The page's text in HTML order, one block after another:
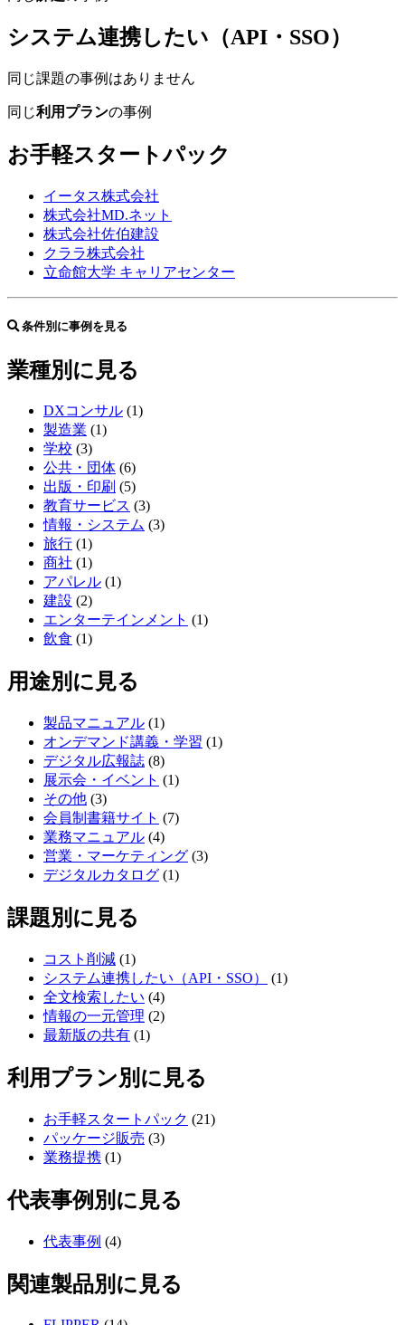
システム連携したい（API・SSO）
同じ課題の事例はありません
同じ利用プランの事例
お手軽スタートパック
イータス株式会社
株式会社MD.ネット
株式会社佐伯建設
クララ株式会社
立命館大学 キャリアセンター
条件別に事例を見る
業種別に見る
DXコンサル (1)
製造業 (1)
学校 (3)
公共・団体 (6)
出版・印刷 (5)
教育サービス (3)
情報・システム (3)
旅行 (1)
商社 (1)
アパレル (1)
建設 (2)
エンターテインメント (1)
飲食 (1)
用途別に見る
製品マニュアル (1)
オンデマンド講義・学習 (1)
デジタル広報誌 (8)
展示会・イベント (1)
その他 (3)
会員制書籍サイト (7)
業務マニュアル (4)
営業・マーケティング (3)
デジタルカタログ (1)
課題別に見る
コスト削減 (1)
システム連携したい（API・SSO）
(1)
全文検索したい (4)
情報の一元管理 (2)
最新版の共有 (1)
利用プラン別に見る
お手軽スタートパック (21)
パッケージ販売 (3)
業務提携 (1)
代表事例別に見る
代表事例 (4)
関連製品別に見る